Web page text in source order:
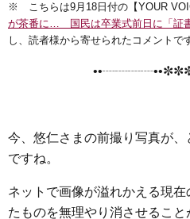
c
e
i
t
n
e
t
e
x
i
s
s
n
r
※ こちらは9月18日付の【YOUR
が茶番に… 国民は卒業式前日に「証
し、読者様から寄せられたコメントで
今、悠仁さまの前撮り写真が、
ですね。
ネットで画像が溢れかえる現
たものを無理やり消させるこ